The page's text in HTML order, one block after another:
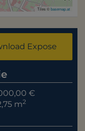
Tiles ©basemap.at
Expose
€
m2